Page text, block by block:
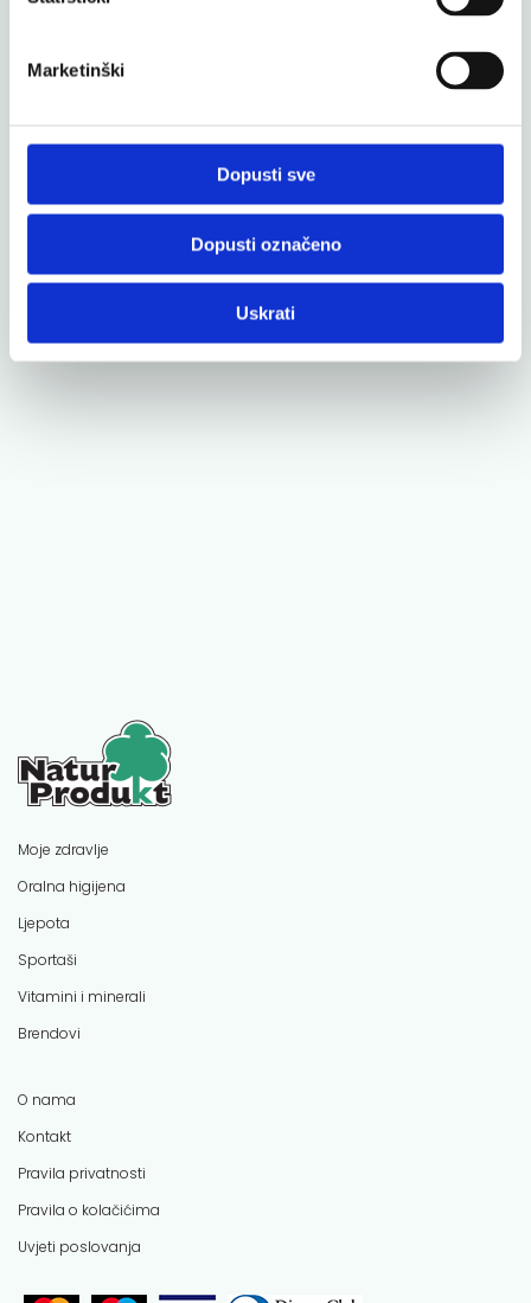
Marketinški
Dopusti sve
Dopusti označeno
Uskrati
Umor i pad imuniteta
Moje zdravlje
Oralna higijena
Ljepota
Sportaši
Vitamini i minerali
Brendovi
O nama
Kontakt
Pravila privatnosti
Pravila o kolačićima
Uvjeti poslovanja